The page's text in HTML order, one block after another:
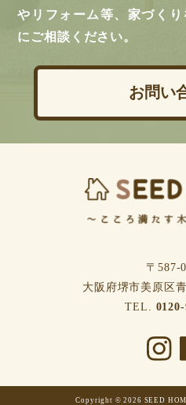
やリフォーム等、家づく
にご相談ください。
お問い
〒587-
⼤阪府堺市美原区
TEL.
Copyright © 2026 SEED